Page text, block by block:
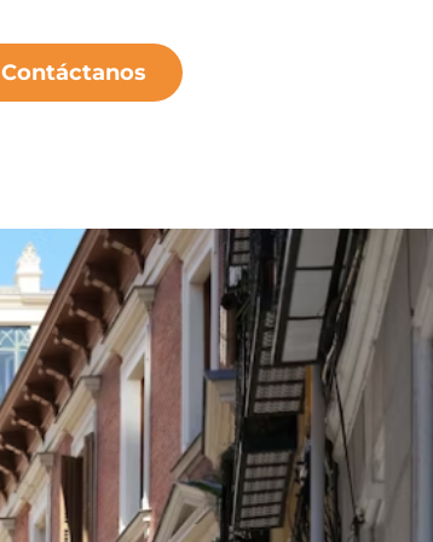
Contáctanos